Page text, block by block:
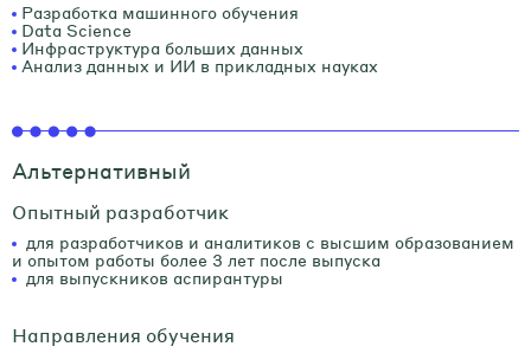
Разработка машинного обучения
Data Science
Инфраструктура больших данных
Анализ данных и ИИ в прикладных науках
Альтернативный
Опытный разработчик
для разработчиков и аналитиков с высшим образованием
и опытом работы более 3 лет после выпуска
для выпускников аспирантуры
Направления обучения